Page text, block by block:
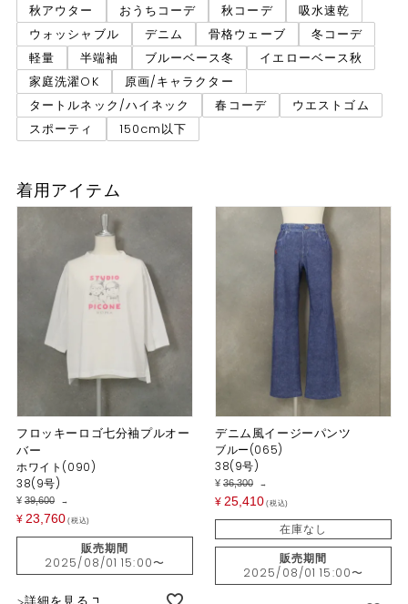
秋アウター
おうちコーデ 秋コーデ
吸水速乾
ウォッシャブル
デニム 骨格ウェーブ
冬コーデ
軽量
半端袖 ブルーベース冬
イエローベース秋
家庭洗濯OK
原画/キャラクター
タートルネック/ハイネック
春コーデ
ウエストゴム
スポーティ
150cm以下
着用アイテム
フロッキーロゴ七分袖プルオー
バー
38(9号)
ホワイト(090)
¥ 39,600 →
¥ 23,760 税込
販売期間
2025/08/01 15:00〜
デニム風イージーパンツ
38(9号)
ブルー(065)
¥ 36,300 →
¥ 25,410 税込
在庫なし
販売期間
2025/08/01 15:00〜